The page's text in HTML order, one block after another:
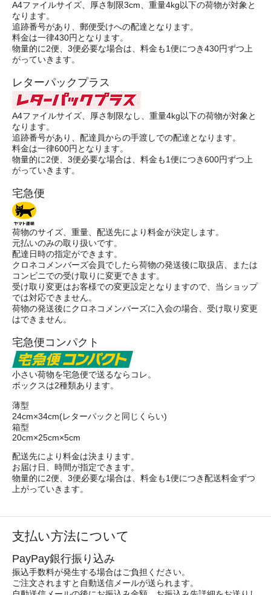
A4ファイルサイズ、厚さ制限3cm、重量4kg以下の荷物が対象と
なります。
追跡番号があり、郵便受けへの配達となります。
料金は一律430円となります。
物量的に2便、3便必要な場合は、料金も1便につき430円ずつ上
がっていきます。
レターパックプラス
A4ファイルサイズ、厚さ制限なし、重量4kg以下の荷物が対象と
なります。
追跡番号があり、配達員からの手渡しでの配達となります。
料金は一律600円となります。
物量的に2便、3便必要な場合は、料金も1便につき600円ずつ上
がっていきます。
宅急便
荷物のサイズ、重量、配送先により料金が決定します。
元払いのみの取り扱いです。
配達日時の指定ができます。
クロネコメンバーズ会員でしたら荷物の発送後に取扱店、または
コンビニでの受け取りに変更できます。
受け取り変更はお客様での変更設定となりますので、当ショップ
では対応できません。
荷物の発送後にクロネコメンバーズに入会の場合、受け取り変更
はできません。
宅急便コンパクト
小さい荷物を宅急便で送るならコレ。
ボックスは2種類あります。
薄型
24cm×34cm(レターパックと同じくらい)
箱型
20cm×25cm×5cm
配送先により料金は決まります。
お届け日、時間が指定できます。
物量的に2便、3便必要な場合は、料金も1便につき配送料金ずつ
上がっていきます。
支払い方法について
PayPay銀行振り込み
振込手数料が発生する場合はご負担ください。
ご注文されますと自動送信メールが送られます。